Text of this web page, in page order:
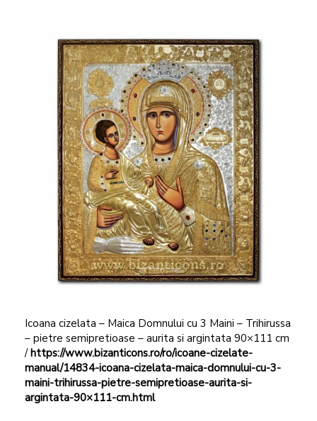
Icoana cizelata – Maica Domnului cu 3 Maini – Trihirussa
– pietre semipretioase – aurita si argintata 90×111 cm
/https://www.bizanticons.ro/ro/icoane-cizelate-
manual/14834-icoana-cizelata-maica-domnului-cu-3-
maini-trihirussa-pietre-semipretioase-aurita-si-
argintata-90×111-cm.html